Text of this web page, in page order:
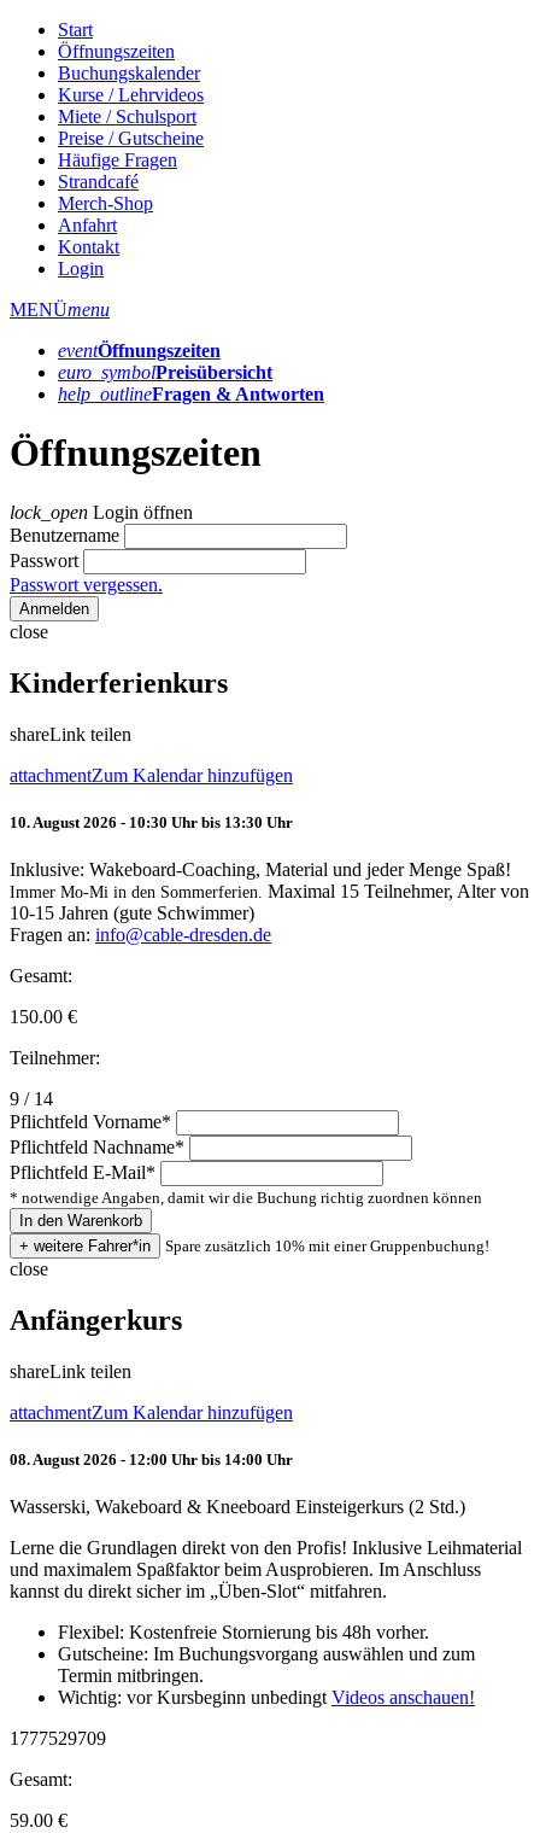
Start
Öffnungszeiten
Buchungskalender
Kurse / Lehrvideos
Miete / Schulsport
Preise / Gutscheine
Häufige Fragen
Strandcafé
Merch-Shop
Anfahrt
Kontakt
Login
MENÜmenu
eventÖffnungs­zeiten
euro_symbolPreis­übersicht
help_outlineFragen & Antworten
Öffnungszeiten
lock_open Login öffnen
Benutzername
Passwort
Passwort vergessen.
Anmelden
close
Kinderferienkurs
shareLink teilen
attachmentZum Kalendar hinzufügen
10. August 2026 - 10:30 Uhr bis 13:30 Uhr
Inklusive: Wakeboard-Coaching, Material und jeder Menge Spaß!
Immer Mo-Mi in den Sommerferien. Maximal 15 Teilnehmer, Alter von
10-15 Jahren (gute Schwimmer)
Fragen an: info@cable-dresden.de
Gesamt:
150.00 €
Teilnehmer:
9 / 14
Pflichtfeld Vorname*
Pflichtfeld Nachname*
Pflichtfeld E-Mail*
* notwendige Angaben, damit wir die Buchung richtig zuordnen können
Spare zusätzlich 10% mit einer Gruppenbuchung!
close
Anfängerkurs
shareLink teilen
attachmentZum Kalendar hinzufügen
08. August 2026 - 12:00 Uhr bis 14:00 Uhr
Wasserski, Wakeboard & Kneeboard Einsteigerkurs (2 Std.)
Lerne die Grundlagen direkt von den Profis! Inklusive Leihmaterial
und maximalem Spaßfaktor beim Ausprobieren. Im Anschluss
kannst du direkt sicher im „Üben-Slot“ mitfahren.
Flexibel: Kostenfreie Stornierung bis 48h vorher.
Gutscheine: Im Buchungsvorgang auswählen und zum
Termin mitbringen.
Wichtig: vor Kursbeginn unbedingt Videos anschauen!
1777529709
Gesamt:
59.00 €